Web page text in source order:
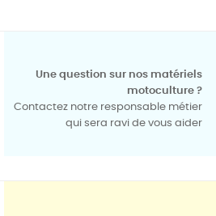
Une question sur nos matériels
motoculture ?
Contactez notre responsable métier
qui sera ravi de vous aider